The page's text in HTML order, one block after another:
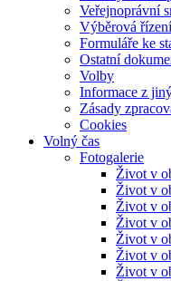
Veřejnoprávní
Výběrová
Formuláře ke
Ostatní
Volby
Informace z
Zásady
Cookies
Volný čas
Fotogalerie
Život v
Život v
Život v
Život v
Život v
Život v
Život v